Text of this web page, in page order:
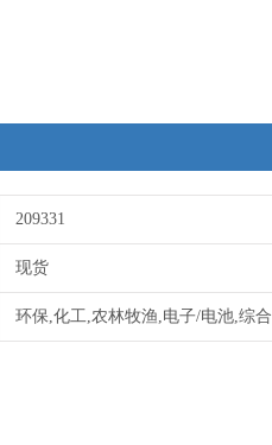
209331
现货
环保,化工,农林牧渔,电子/电池,综合